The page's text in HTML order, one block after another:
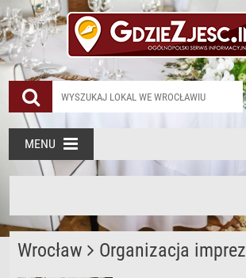
MENU
Wrocław Organizacja imprez